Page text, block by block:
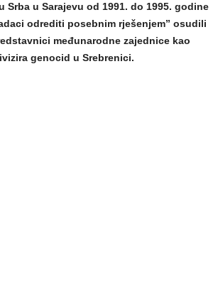
Srba u Sarajevu od 1991. do 1995. godine
odrediti posebnim rješenjem” osudili
međunarodne zajednice kao
genocid u Srebrenici.